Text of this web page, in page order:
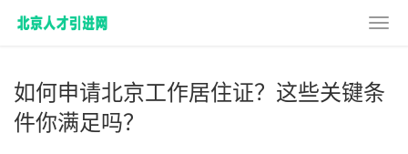
如何申请北京工作居住证？这些关键条
件你满足吗？